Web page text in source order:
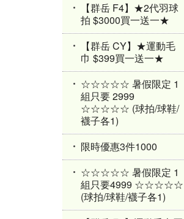
【群岳 F4】★2代羽球
拍 $3000買一送一★
【群岳 CY】★運動毛
巾 $399買一送一★
☆☆☆☆☆ 暑假限定 1
組只要 2999
☆☆☆☆☆ (球拍/球鞋/
襪子各1)
限時優惠3件1000
☆☆☆☆☆ 暑假限定 1
組只要4999 ☆☆☆☆☆
(球拍/球鞋/襪子各1)